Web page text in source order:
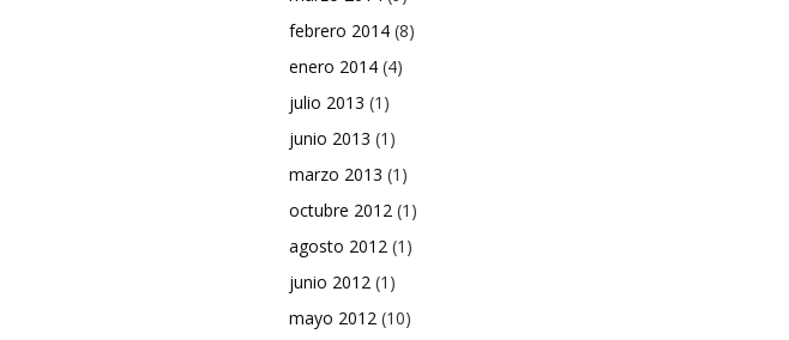
febrero 2014 (8)
enero 2014 (4)
julio 2013 (1)
junio 2013 (1)
marzo 2013 (1)
octubre 2012 (1)
agosto 2012 (1)
junio 2012 (1)
mayo 2012 (10)